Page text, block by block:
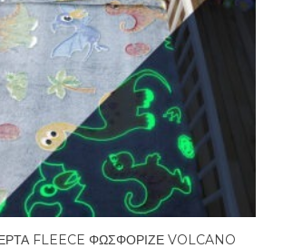
FLEECE ΦΩΣΦΟΡΙΖΕ VOLCANO